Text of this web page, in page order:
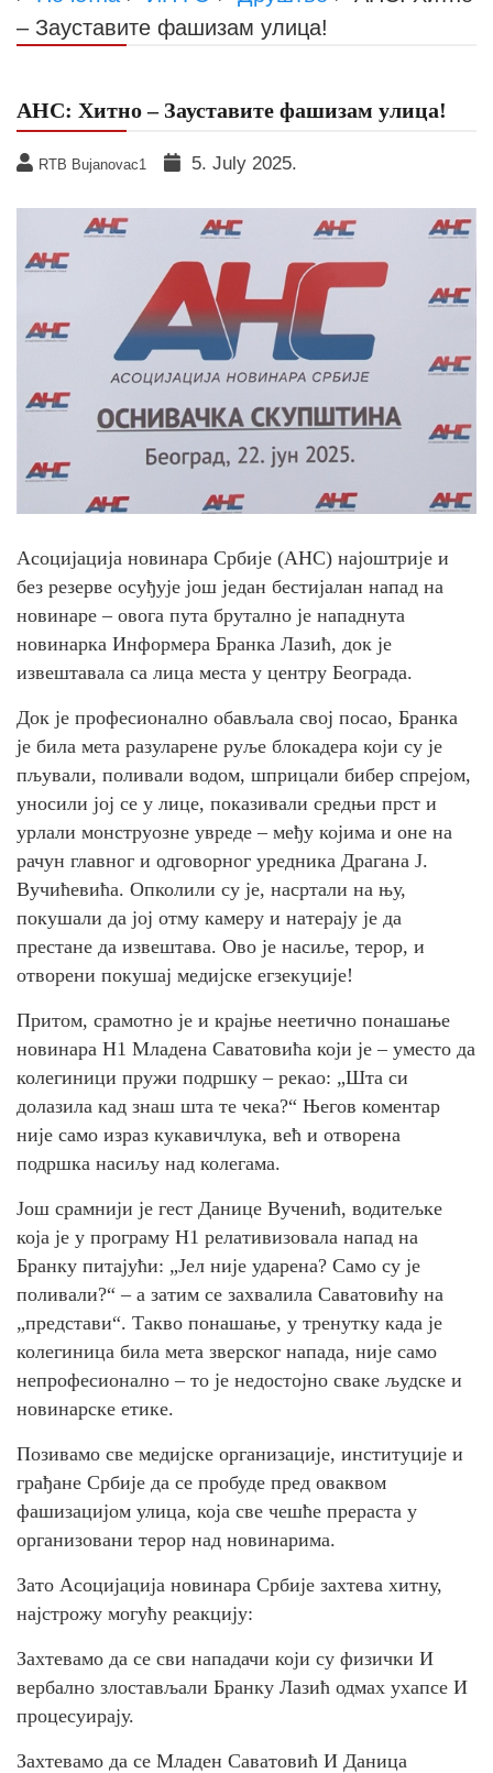
– Зауставите фашизам улица!
АНС: Хитно – Зауставите фашизам улица!
RTB Bujanovac1 5. July 2025.
Асоцијација новинара Србије (АНС) најоштрије и
без резерве осуђује још један бестијалан напад на
новинаре – овога пута брутално је нападнута
новинарка Информера Бранка Лазић, док је
извештавала са лица места у центру Београда.
Док је професионално обављала свој посао, Бранка
је била мета разуларене руље блокадера који су је
пљували, поливали водом, шприцали бибер спрејом,
уносили јој се у лице, показивали средњи прст и
урлали монструозне увреде – међу којима и оне на
рачун главног и одговорног уредника Драгана Ј.
Вучићевића. Опколили су је, насртали на њу,
покушали да јој отму камеру и натерају је да
престане да извештава. Ово је насиље, терор, и
отворени покушај медијске егзекуције!
Притом, срамотно је и крајње неетично понашање
новинара Н1 Младена Саватовића који је – уместо да
колегиници пружи подршку – рекао: „Шта си
долазила кад знаш шта те чека?“ Његов коментар
није само израз кукавичлука, већ и отворена
подршка насиљу над колегама.
Још срамнији је гест Данице Вученић, водитељке
која је у програму Н1 релативизовала напад на
Бранку питајући: „Јел није ударена? Само су је
поливали?“ – а затим се захвалила Саватовићу на
„представи“. Такво понашање, у тренутку када је
колегиница била мета зверског напада, није само
непрофесионално – то је недостојно сваке људске и
новинарске етике.
Позивамо све медијске организације, институције и
грађане Србије да се пробуде пред оваквом
фашизацијом улица, која све чешће прераста у
организовани терор над новинарима.
Зато Асоцијација новинара Србије захтева хитну,
најстрожу могућу реакцију:
Захтевамо да се сви нападачи који су физички И
вербално злостављали Бранку Лазић одмах ухапсе И
процесуирају.
Захтевамо да се Младен Саватовић И Даница